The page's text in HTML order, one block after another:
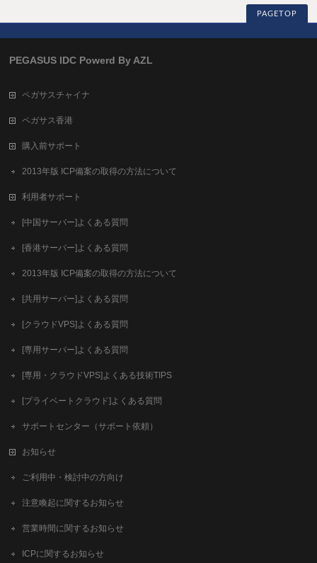
PAGETOP
PEGASUS IDC Powerd By AZL
ペガサスチャイナ
ペガサス香港
購入前サポート
2013年版 ICP備案の取得の方法について
利用者サポート
[中国サーバー]よくある質問
[香港サーバー]よくある質問
2013年版 ICP備案の取得の方法について
[共用サーバー]よくある質問
[クラウドVPS]よくある質問
[専用サーバー]よくある質問
[専用・クラウドVPS]よくある技術TIPS
[プライベートクラウド]よくある質問
サポートセンター（サポート依頼）
お知らせ
ご利用中・検討中の方向け
注意喚起に関するお知らせ
営業時間に関するお知らせ
ICPに関するお知らせ